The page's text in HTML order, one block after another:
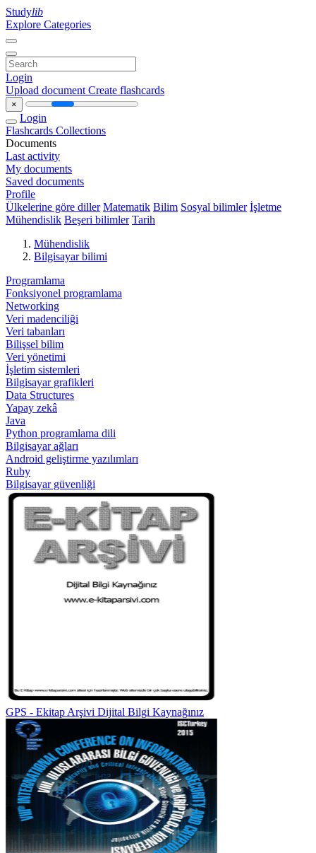
Studylib
Explore Categories
Login
Upload document Create flashcards
×
Login
Flashcards Collections
Documents
Last activity
My documents
Saved documents
Profile
Ülkelerine göre diller Matematik Bilim Sosyal bilimler İşletme
Mühendislik Beşeri bilimler Tarih
Mühendislik
Bilgisayar bilimi
Programlama
Fonksiyonel programlama
Networking
Veri madenciliği
Veri tabanları
Bilişsel bilim
Veri yönetimi
İşletim sistemleri
Bilgisayar grafikleri
Data Structures
Yapay zekâ
Java
Python programlama dili
Bilgisayar ağları
Android geliştirme yazılımları
Ruby
Bilgisayar güvenliği
GPS - Ekitap Arşivi Dijital Bilgi Kaynağınız